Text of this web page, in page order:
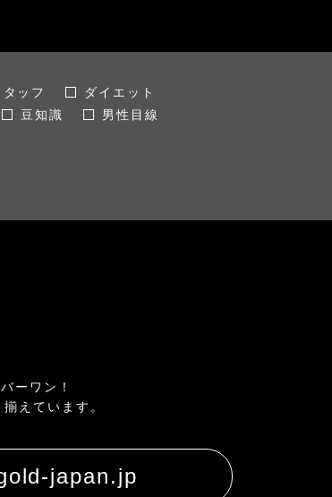
タッフ
ダイエット
豆知識
男性目線
ーワン！
えています。
japan.jp